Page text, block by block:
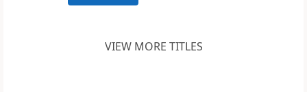
VIEW MORE TITLES